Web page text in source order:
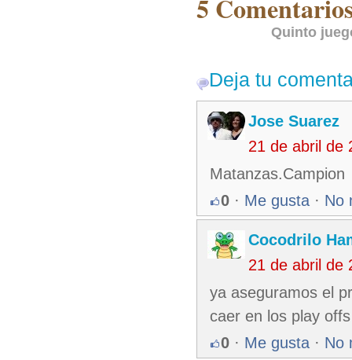
5
Quinto
Deja tu
Jose Suarez
21 de abril de
Matanzas.Campion
0 · Me gusta · No
Cocodrilo
21 de abril de
ya aseguramos el
caer en los play
0 · Me gusta · No